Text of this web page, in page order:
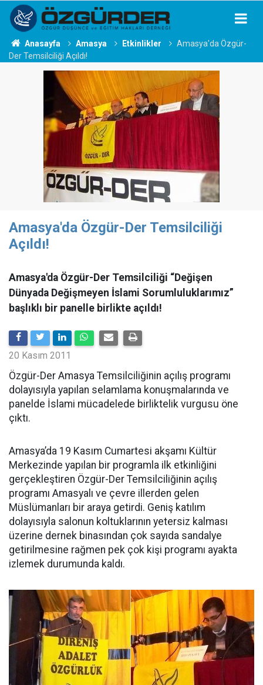
Anasayfa Amasya Etkinlikler
Amasya'da Özgür-
Der Temsilciliği Açıldı!
Amasya'da Özgür-Der Temsilciliği
Açıldı!
Amasya'da Özgür-Der Temsilciliği “Değişen
Dünyada Değişmeyen İslami Sorumluluklarımız”
başlıklı bir panelle birlikte açıldı!
20 Kasım 2011
Özgür-Der Amasya Temsilciliğinin açılış programı
dolayısıyla yapılan selamlama konuşmalarında ve
panelde İslami mücadelede birliktelik vurgusu öne
çıktı.
Amasya’da 19 Kasım Cumartesi akşamı Kültür
Merkezinde yapılan bir programla ilk etkinliğini
gerçekleştiren Özgür-Der Temsilciliğinin açılış
programı Amasyalı ve çevre illerden gelen
Müslümanları bir araya getirdi. Geniş katılım
dolayısıyla salonun koltuklarının yetersiz kalması
üzerine dernek binasından çok sayıda sandalye
getirilmesine rağmen pek çok kişi programı ayakta
izlemek durumunda kaldı.